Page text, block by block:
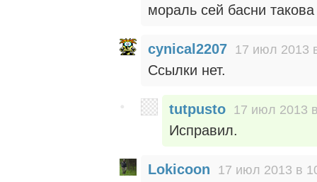
мораль сей басни
cynical2207 17 июл 2013
Ссылки нет.
tutpusto 17 июл 2013
Исправил.
Lokicoon 17 июл 2013 в